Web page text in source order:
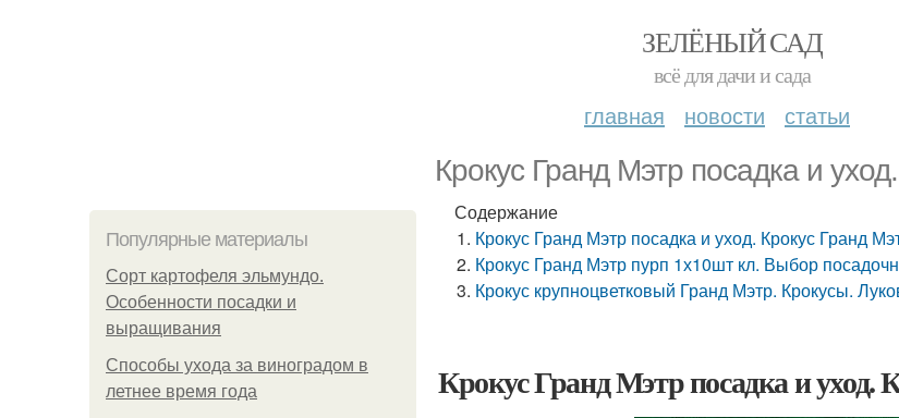
ЗЕЛЁНЫЙ САД
всё для дачи и сада
главная новости статьи
Крокус Гранд Мэтр посадка и
Популярные материалы
Сорт картофеля эльмундо.
Особенности посадки и
выращивания
Способы ухода за виноградом в
летнее время года
Содержание
Крокус Гранд Мэтр посадка и уход. Крокус Гранд
Крокус Гранд Мэтр пурп 1х10шт кл. Выбор
Крокус крупноцветковый Гранд Мэтр. Крокусы.
Крокус Гранд Мэтр посадка и уход.